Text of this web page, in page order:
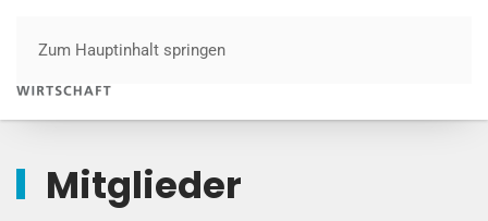
Zum Hauptinhalt springen
Mitglieder